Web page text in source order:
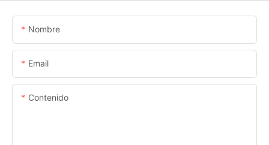
Nombre
Email
Contenido